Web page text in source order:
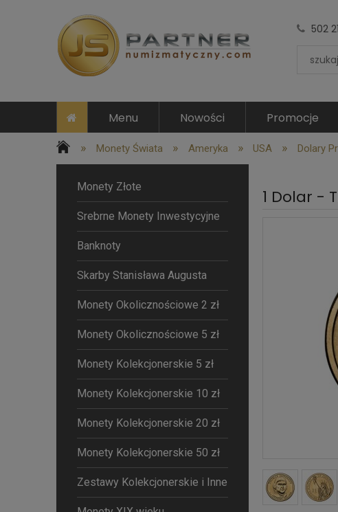
502
Menu Nowości Promocje
» Monety Świata » Ameryka » USA » Dolary
Monety Złote
Srebrne Monety Inwestycyjne
Banknoty
Skarby Stanisława Augusta
Monety Okolicznościowe 2 zł
Monety Okolicznościowe 5 zł
Monety Kolekcjonerskie 5 zł
Monety Kolekcjonerskie 10 zł
Monety Kolekcjonerskie 20 zł
Monety Kolekcjonerskie 50 zł
Zestawy Kolekcjonerskie i Inne
1 Dolar -